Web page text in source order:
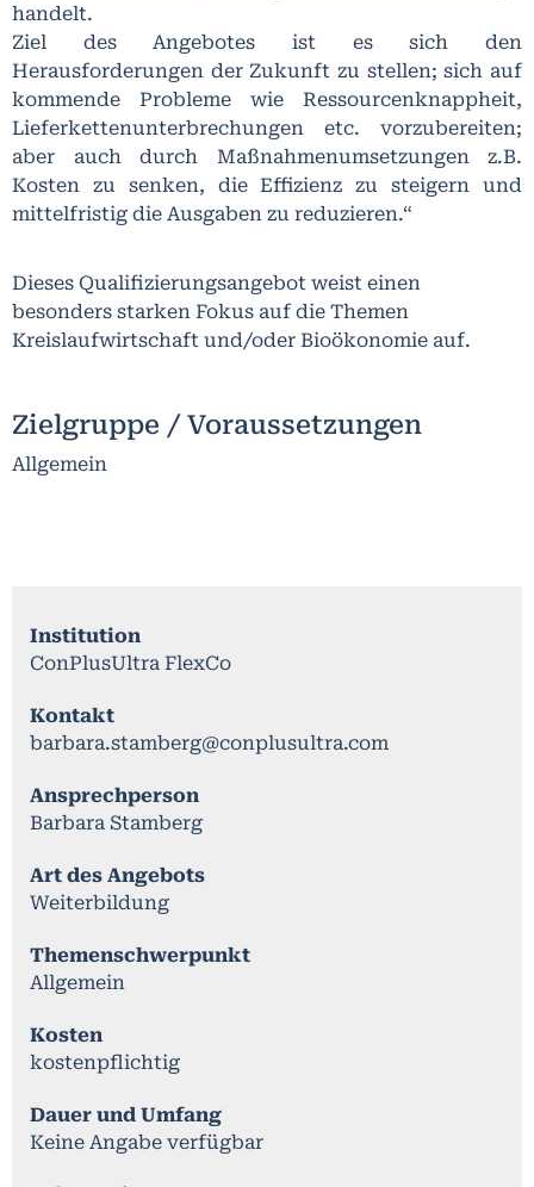
handelt.
Ziel des Angebotes ist es sich den
Herausforderungen der Zukunft zu stellen; sich auf
kommende Probleme wie Ressourcenknappheit,
Lieferkettenunterbrechungen etc. vorzubereiten;
aber auch durch Maßnahmenumsetzungen z.B.
Kosten zu senken, die Effizienz zu steigern und
mittelfristig die Ausgaben zu reduzieren.“
Dieses Qualifizierungsangebot weist einen
besonders starken Fokus auf die Themen
Kreislaufwirtschaft und/oder Bioökonomie auf.
Zielgruppe / Voraussetzungen
Allgemein
Institution
ConPlusUltra FlexCo
Kontakt
barbara.stamberg@conplusultra.com
Ansprechperson
Barbara Stamberg
Art des Angebots
Weiterbildung
Themenschwerpunkt
Allgemein
Kosten
kostenpflichtig
Dauer und Umfang
Keine Angabe verfügbar